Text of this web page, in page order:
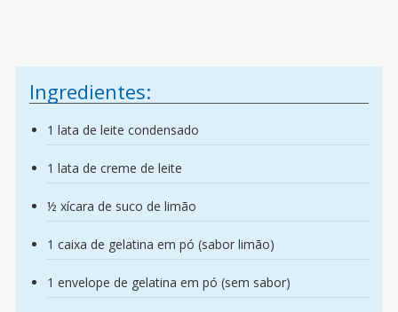
Ingredientes:
1 lata de leite condensado
1 lata de creme de leite
½ xícara de suco de limão
1 caixa de gelatina em pó (sabor limão)
1 envelope de gelatina em pó (sem sabor)